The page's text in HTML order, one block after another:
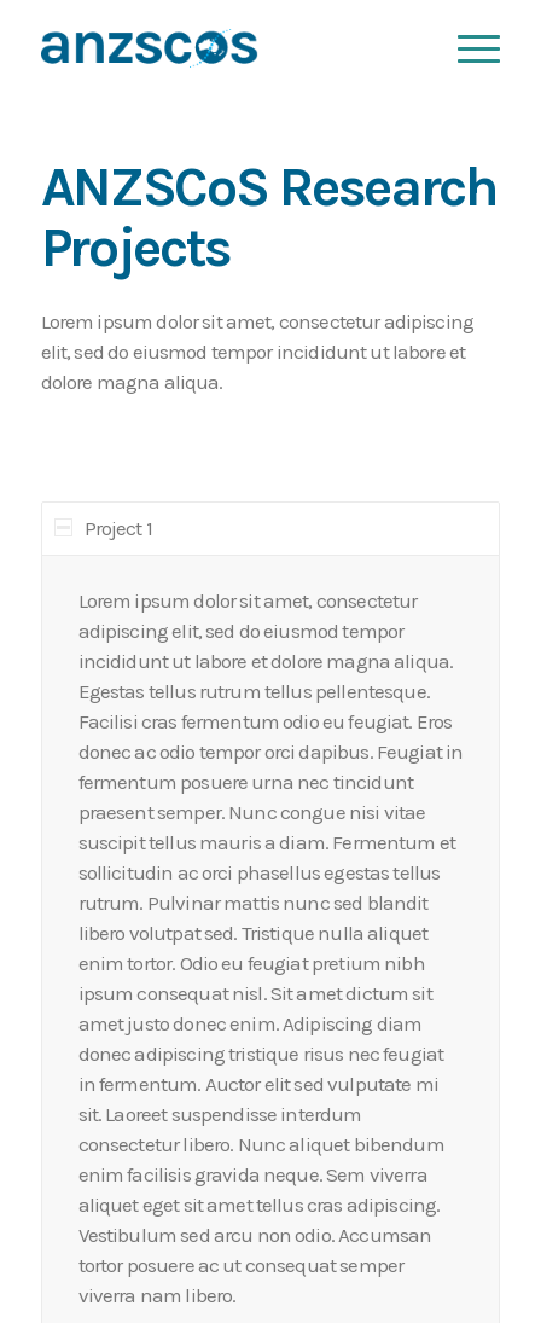
ANZSCoS Research
Projects
Lorem ipsum dolor sit amet, consectetur adipiscing
elit, sed do eiusmod tempor incididunt ut labore et
dolore magna aliqua.
Project 1
Lorem ipsum dolor sit amet, consectetur
adipiscing elit, sed do eiusmod tempor
incididunt ut labore et dolore magna aliqua.
Egestas tellus rutrum tellus pellentesque.
Facilisi cras fermentum odio eu feugiat. Eros
donec ac odio tempor orci dapibus. Feugiat in
fermentum posuere urna nec tincidunt
praesent semper. Nunc congue nisi vitae
suscipit tellus mauris a diam. Fermentum et
sollicitudin ac orci phasellus egestas tellus
rutrum. Pulvinar mattis nunc sed blandit
libero volutpat sed. Tristique nulla aliquet
enim tortor. Odio eu feugiat pretium nibh
ipsum consequat nisl. Sit amet dictum sit
amet justo donec enim. Adipiscing diam
donec adipiscing tristique risus nec feugiat
in fermentum. Auctor elit sed vulputate mi
sit. Laoreet suspendisse interdum
consectetur libero. Nunc aliquet bibendum
enim facilisis gravida neque. Sem viverra
aliquet eget sit amet tellus cras adipiscing.
Vestibulum sed arcu non odio. Accumsan
tortor posuere ac ut consequat semper
viverra nam libero.